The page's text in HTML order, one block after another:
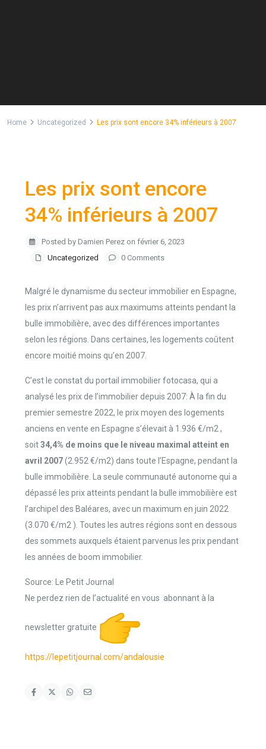
Home Uncategorized Les prix sont encore 34% inférieurs à 2007
Les prix sont encore
34% inférieurs à 2007
Posted by Damien Perez on février 6, 2023
Uncategorized
0 Comments
Malgré le dynamisme du secteur immobilier en Espagne,
les prix n’arrivent pas aux maximums atteints pendant la
bulle immobilière, avec des différences importantes
selon les régions. Dans certaines, les logements coûtent
encore moitié moins qu’en 2007.
C’est le constat du portail immobilier fotocasa, qui a
analysé les prix de l’immobilier depuis 2007: À la fin du
premier semestre 2022, le prix moyen des logements
anciens en vente en Espagne s’élevait à 1.936 €/m2 ,
soit34,4% de moins que le niveau maximal atteint en
avril 2007(2.952 €/m2) dans toute l’Espagne, pendant la
bulle immobilière. La seule communauté autonome qui a
dépassé les prix atteints pendant la bulle immobilière est
l’archipel des Baléares, avec un maximum en juin 2022
(3.070 €/m2 ). Toutes les autres régions sont en dessous
des sommets auxquels étaient parvenus les prix pendant
les années de boom immobilier.
Source: Le Petit Journal
Ne perdez rien de l’actualité en vous abonnant à la
newsletter gratuite
https://lepetitjournal.com/andalousie